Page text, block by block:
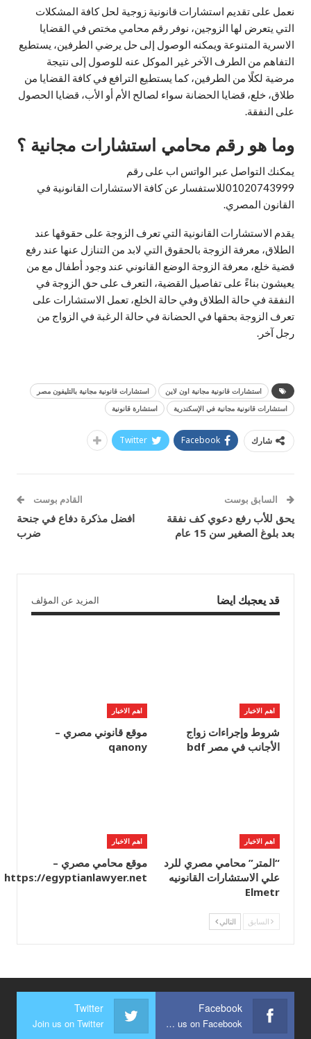
نعمل على تقديم استشارات قانونية زوجية لحل كافة المشكلات
التي يتعرض لها الزوجين، نوفر رقم محامي مختص في القضايا
الاسرية المتنوعة ويمكنه الوصول إلى حل يرضي الطرفين، يستطيع
التفاهم من الطرف الآخر غير الموكل عنه للوصول إلى نتيجة
مرضية لكلًا من الطرفين، كما يستطيع الترافع في كافة القضايا من
طلاق، خلع، قضايا الحضانة سواء لصالح الأم أو الأب، قضايا الحصول
على النفقة.
وما هو رقم محامي استشارات مجانية ؟
يمكنك التواصل عبر الواتس اب على رقم
01020743999للاستفسار عن كافة الاستشارات القانونية في
القانون المصري.
يقدم الاستشارات القانونية التي تعرف الزوجة على حقوقها عند
الطلاق، معرفة الزوجة بالحقوق التي لابد من التنازل عنها عند رفع
قضية خلع، معرفة الزوجة الوضع القانوني عند وجود أطفال مع من
يعيشون بناءً على تفاصيل القضية، التعرف على حق الزوجة في
النفقة في حالة الطلاق وفي حالة الخلع، تعمل الاستشارات على
تعرف الزوجة بحقها في الحضانة في حالة الرغبة في الزواج من
رجل آخر.
استشارات قانونية مجانية اون لاين
استشارات قانونية مجانية بالتليفون مصر
استشارات قانونية مجانية في الإسكندرية
استشارة قانونية
شارك Facebook
Twitter
السابق بوست
يحق للأب رفع دعوي كف نفقة
بعد بلوغ الصغير سن 15 عام
القادم بوست
افضل مذكرة دفاع في جنحة
ضرب
قد يعجبك ايضا المزيد عن المؤلف
اهم الاخبار
شروط وإجراءات زواج
الأجانب في مصر bdf
اهم الاخبار
موقع قانوني مصري –
qanony
اهم الاخبار
“المتر” محامي مصري للرد
علي الاستشارات القانونيه
Elmetr
اهم الاخبار
موقع محامي مصري –
https://egyptianlawyer.net
السابق التالي
Facebook
Join us on Facebook
Twitter
Join us on Twitter